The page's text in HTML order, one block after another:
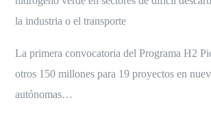
la industria o el transporte
La primera convocatoria del Programa H2
otros 150 millones para 19 proyectos en
autónomas…